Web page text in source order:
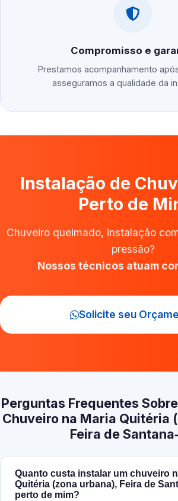
Compromisso e
Prestamos acompanhamento
asseguramos a qualidade da
Instalação de
Perto de
Chuveiro queimado, instalação
pressão?
Nossos técnicos atuam
Solicite seu
Perguntas Frequentes
Chuveiro na Maria Quitéria
Feira de
Quanto custa instalar um chuveiro
Quitéria (zona urbana), Feira de
perto de mim?